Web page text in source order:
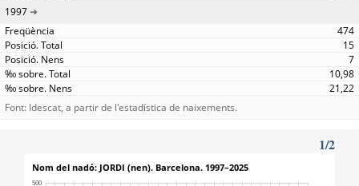
1997
474
15
7
10,98
21,22
Font: Idescat, a partir de l'estadística de naixements.